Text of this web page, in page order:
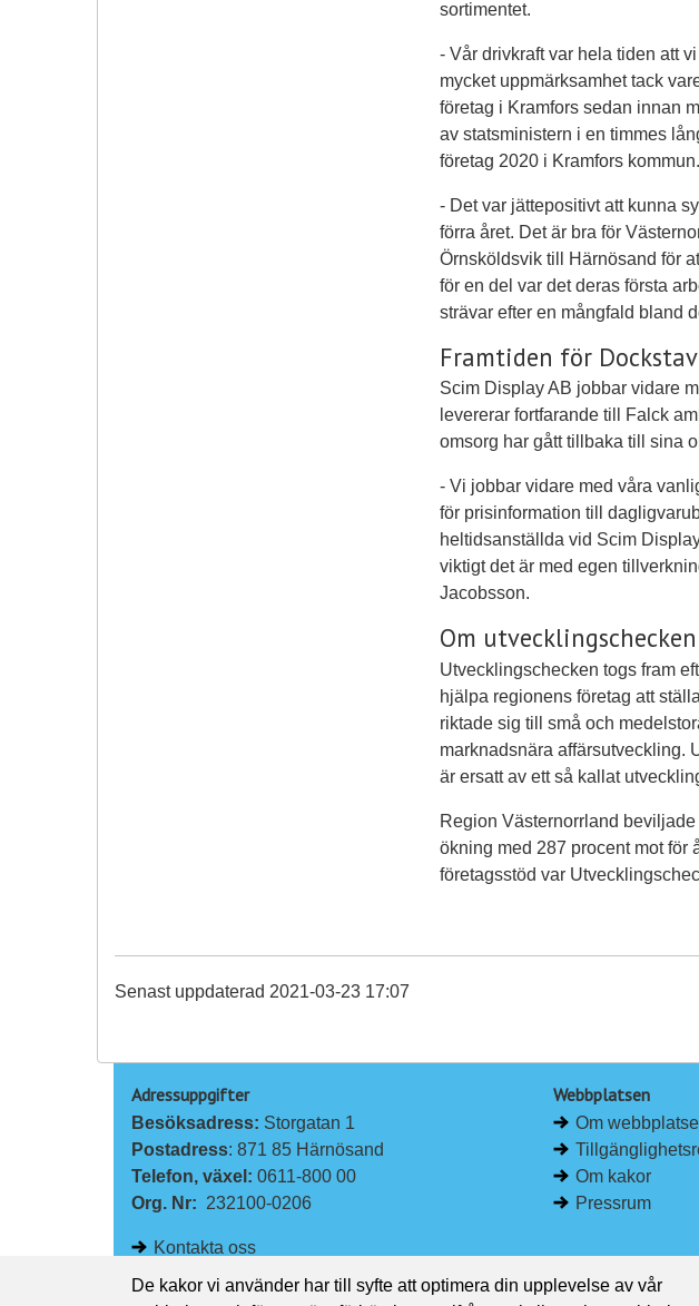
sortimentet.
- Vår drivkraft var hela tiden att
mycket uppmärksamhet tack
företag i Kramfors sedan innan
av statsministern i en timmes
företag 2020 i Kramfors
- Det var jättepositivt att kunna
förra året. Det är bra för
Örnsköldsvik till Härnösand för
för en del var det deras första
strävar efter en mångfald bland
Framtiden för
Scim Display AB jobbar vidare
levererar fortfarande till Falck
omsorg har gått tillbaka till sina
- Vi jobbar vidare med våra
för prisinformation till
heltidsanställda vid Scim
viktigt det är med egen
Jacobsson.
Om utvecklingschecken
Utvecklingschecken togs fram
hjälpa regionens företag att
riktade sig till små och
marknadsnära affärsutveckling.
är ersatt av ett så kallat
Region Västernorrland
ökning med 287 procent mot för
företagsstöd var
Senast uppdaterad 2021-03-23 17:07
Adressuppgifter
Besöksadress: Storgatan 1
Postadress: 871 85 Härnösand
Telefon, växel: 0611-800 00
Org. Nr: 232100-0206
Kontakta oss
Webbplatsen
Om
Om kakor
Pressrum
De kakor vi använder har till syfte att optimera din upplevelse av vår